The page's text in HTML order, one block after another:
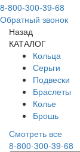
8-800-300-39-68
Обратный звонок
Назад
КАТАЛОГ
Кольца
Серьги
Подвески
Браслеты
Колье
Брошь
Смотреть все
8-800-300-39-68